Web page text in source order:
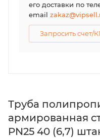
его доставки по
email
Запросить счет/
Труба
армированная
PN25 40 (6,7)